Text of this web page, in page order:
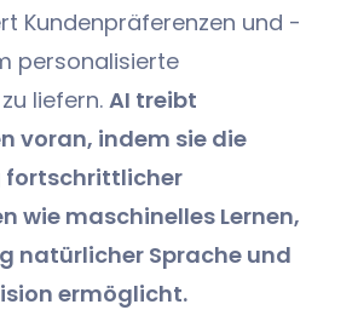
Kundenpräferenzen und -
personalisierte
liefern.AI treibt
voran, indem sie die
fortschrittlicher
wie maschinelles Lernen,
natürlicher Sprache und
ermöglicht.